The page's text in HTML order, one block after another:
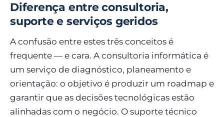
Diferença entre consultoria,
suporte e serviços geridos
A confusão entre estes três conceitos é
frequente — e cara. A consultoria informática é
um serviço de diagnóstico, planeamento e
orientação: o objetivo é produzir um roadmap e
garantir que as decisões tecnológicas estão
alinhadas com o negócio. O suporte técnico